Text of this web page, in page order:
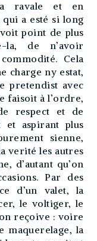
la ravale et en
a esté si long
point de plus
la, de n’avoir
Cela
charge ny estat,
pretendist avec
faisoit à l’ordre,
respect et de
et aspirant plus
sienne,
verité les autres
d’autant qu’on
Par des
d’un valet, la
le voltiger, le
reçoive : voire
maquerelage, la